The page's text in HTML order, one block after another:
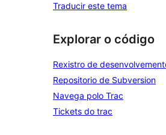
Traducir este tema
Explorar o código
Rexistro de
Repositorio de Subversion
Navega polo Trac
Tickets do trac